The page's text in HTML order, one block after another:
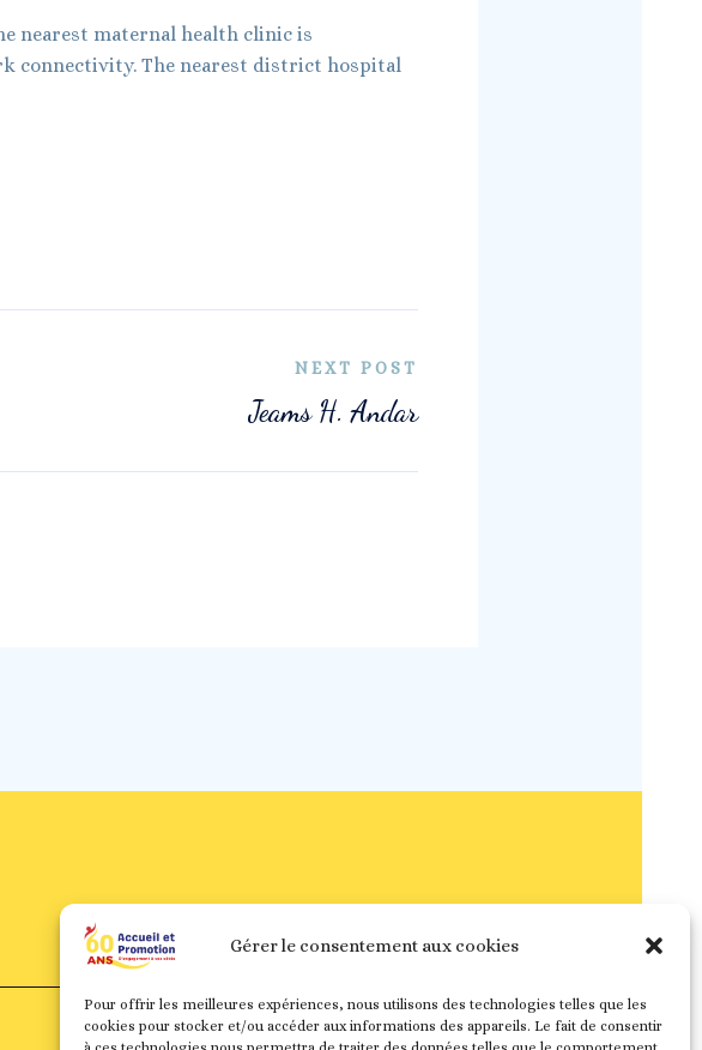
Gérer le consentement aux cookies
Pour offrir les meilleures expériences, nous utilisons des technologies telles que les
cookies pour stocker et/ou accéder aux informations des appareils. Le fait de consentir
nearest maternal health clinic is
connectivity. The nearest district hospital
NEXT POST
Jeams H. Andar